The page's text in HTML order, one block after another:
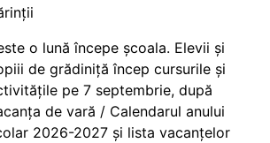
o lună începe școala. Elevii și
de grădiniță încep cursurile și
pe 7 septembrie, după
de vară / Calendarul anului
2026-2027 și lista vacanțelor